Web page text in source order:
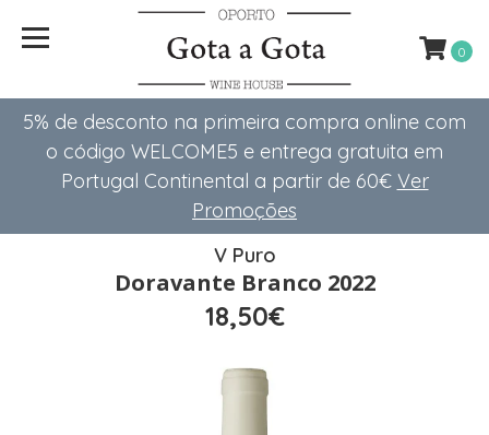
5% de desconto na primeira compra online com
o código WELCOME5 e entrega gratuita em
Portugal Continental a partir de 60€ Ver
Promoções
0
V Puro
Doravante Branco 2022
18,50€